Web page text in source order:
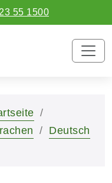
55 1500
Deutsch